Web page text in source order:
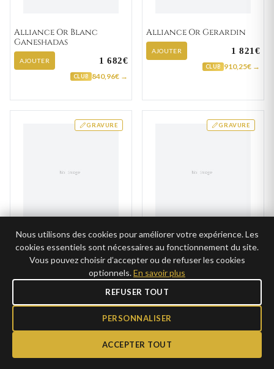
Alliance Or Blanc
Ganeshadas
AJOUTER 1 682€
CLUB 840,96€ →
Alliance Or Gerardin
AJOUTER 1 821€
CLUB 910,25€ →
GRAVURE
Alliance Or Blanc
Caharou
1 799€
CLUB 899,25€ →
GRAVURE
Alliance Or Anousone
AJOUTER 1 473€
GRAVURE GRAVURE
Nous utilisons des cookies pour améliorer votre expérience. Les
cookies essentiels sont nécessaires au fonctionnement du site.
Vous pouvez choisir d’accepter ou de refuser les cookies
optionnels.En savoir plus
REFUSER TOUT
PERSONNALISER
ACCEPTER TOUT